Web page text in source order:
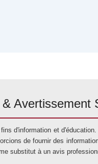
Avertissement
d'information et
de fournir des
substitut à un avis